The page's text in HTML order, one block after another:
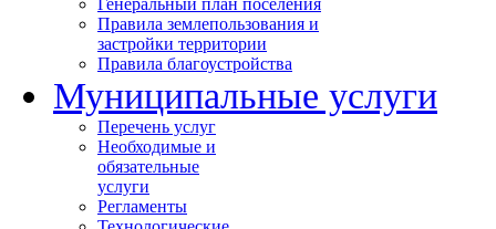
Генеральный план поселения
Правила землепользования и
застройки территории
Правила благоустройства
Муниципальные услуги
Перечень услуг
Необходимые и
обязательные
услуги
Регламенты